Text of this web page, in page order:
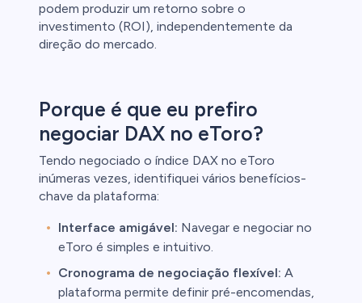
podem produzir um retorno sobre o
investimento (ROI), independentemente da
direção do mercado.
Porque é que eu prefiro
negociar DAX no eToro?
Tendo negociado o índice DAX no eToro
inúmeras vezes, identifiquei vários benefícios-
chave da plataforma:
Interface amigável: Navegar e negociar no
eToro é simples e intuitivo.
Cronograma de negociação flexível: A
plataforma permite definir pré-encomendas,